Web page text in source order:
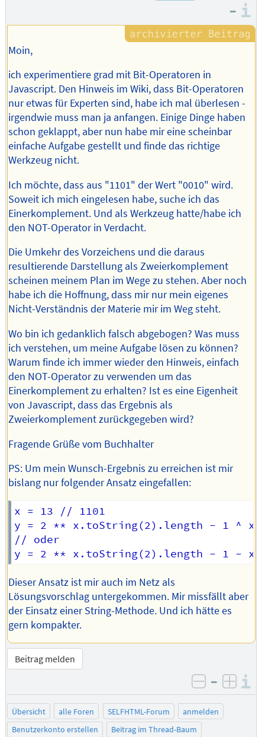
–
Moin,
ich experimentiere grad mit Bit-Operatoren in
Javascript. Den Hinweis im Wiki, dass Bit-Operatoren
nur etwas für Experten sind, habe ich mal überlesen -
irgendwie muss man ja anfangen. Einige Dinge haben
schon geklappt, aber nun habe mir eine scheinbar
einfache Aufgabe gestellt und finde das richtige
Werkzeug nicht.
Ich möchte, dass aus "1101" der Wert "0010" wird.
Soweit ich mich eingelesen habe, suche ich das
Einerkomplement. Und als Werkzeug hatte/habe ich
den NOT-Operator in Verdacht.
Die Umkehr des Vorzeichens und die daraus
resultierende Darstellung als Zweierkomplement
scheinen meinem Plan im Wege zu stehen. Aber noch
habe ich die Hoffnung, dass mir nur mein eigenes
Nicht-Verständnis der Materie mir im Weg steht.
Wo bin ich gedanklich falsch abgebogen? Was muss
ich verstehen, um meine Aufgabe lösen zu können?
Warum finde ich immer wieder den Hinweis, einfach
den NOT-Operator zu verwenden um das
Einerkomplement zu erhalten? Ist es eine Eigenheit
von Javascript, dass das Ergebnis als
Zweierkomplement zurückgegeben wird?
Fragende Grüße vom Buchhalter
PS: Um mein Wunsch-Ergebnis zu erreichen ist mir
bislang nur folgender Ansatz eingefallen:
x = 13 // 1101
y = 2 ** x.toString(2).length - 1 ^ x
// oder
Dieser Ansatz ist mir auch im Netz als
Lösungsvorschlag untergekommen. Mir missfällt aber
der Einsatz einer String-Methode. Und ich hätte es
gern kompakter.
Beitrag melden
negativ
–
Übersicht alle Foren SELFHTML-Forum
anmelden
Benutzerkonto erstellen
Beitrag im Thread-Baum